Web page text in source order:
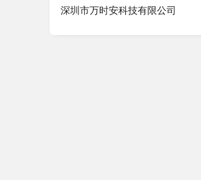
深圳市万时安科技有限公司